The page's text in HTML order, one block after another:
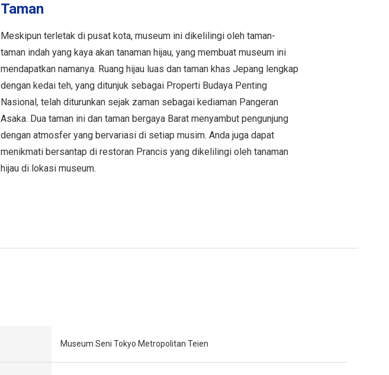
Taman
Meskipun terletak di pusat kota, museum ini dikelilingi oleh taman-
taman indah yang kaya akan tanaman hijau, yang membuat museum ini
mendapatkan namanya. Ruang hijau luas dan taman khas Jepang lengkap
dengan kedai teh, yang ditunjuk sebagai Properti Budaya Penting
Nasional, telah diturunkan sejak zaman sebagai kediaman Pangeran
Asaka. Dua taman ini dan taman bergaya Barat menyambut pengunjung
dengan atmosfer yang bervariasi di setiap musim. Anda juga dapat
menikmati bersantap di restoran Prancis yang dikelilingi oleh tanaman
hijau di lokasi museum.
Museum Seni Tokyo Metropolitan Teien